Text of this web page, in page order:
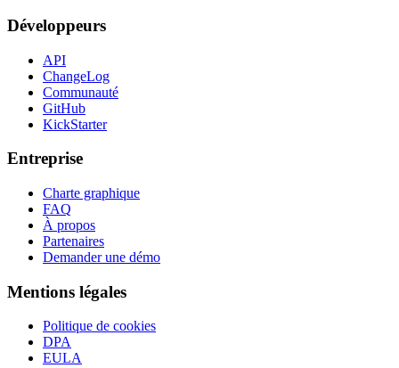
Développeurs
API
ChangeLog
Communauté
GitHub
KickStarter
Entreprise
Charte graphique
FAQ
À propos
Partenaires
Demander une démo
Mentions légales
Politique de cookies
DPA
EULA